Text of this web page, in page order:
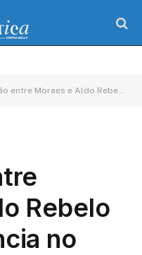
Moraes e Aldo Rebelo marca audiência no STF
Rebelo
no